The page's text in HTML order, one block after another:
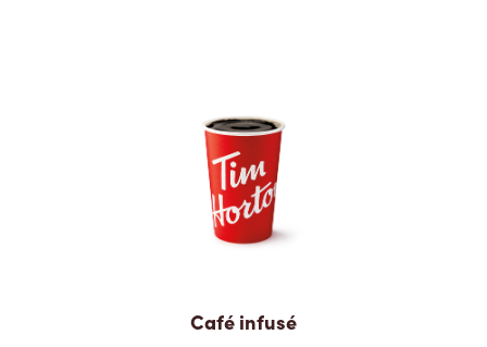
Café infusé